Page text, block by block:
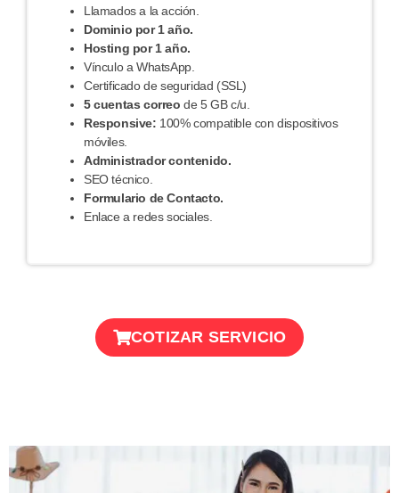
Llamados a la acción.
Dominio por 1 año.
Hosting por 1 año.
Vínculo a WhatsApp.
Certificado de seguridad (SSL)
5 cuentas correo de 5 GB c/u.
Responsive: 100% compatible con dispositivos
móviles.
Administrador contenido.
SEO técnico.
Formulario deContacto.
Enlace a redes sociales.
COTIZAR SERVICIO